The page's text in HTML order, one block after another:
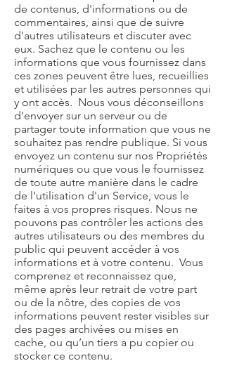
de contenus, d'informations ou de
commentaires, ainsi que de suivre
d'autres utilisateurs et discuter avec
eux. Sachez que le contenu ou les
informations que vous fournissez dans
ces zones peuvent être lues, recueillies
et utilisées par les autres personnes qui
y ont accès. Nous vous déconseillons
d’envoyer sur un serveur ou de
partager toute information que vous ne
souhaitez pas rendre publique. Si vous
envoyez un contenu sur nos Propriétés
numériques ou que vous le fournissez
de toute autre manière dans le cadre
de l'utilisation d'un Service, vous le
faites à vos propres risques. Nous ne
pouvons pas contrôler les actions des
autres utilisateurs ou des membres du
public qui peuvent accéder à vos
informations et à votre contenu. Vous
comprenez et reconnaissez que,
même après leur retrait de votre part
ou de la nôtre, des copies de vos
informations peuvent rester visibles sur
des pages archivées ou mises en
cache, ou qu’un tiers a pu copier ou
stocker ce contenu.